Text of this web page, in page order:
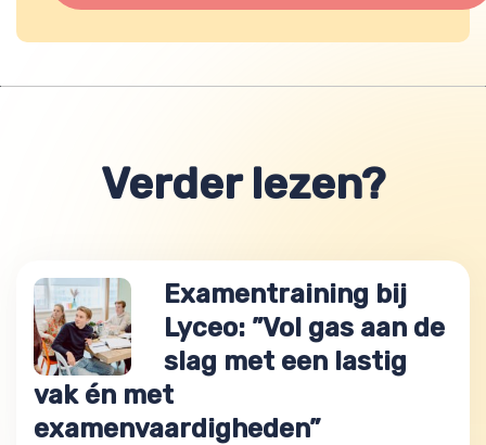
Verder lezen?
Examentraining bij
Lyceo: ”Vol gas aan de
slag met een lastig
vak én met
examenvaardigheden”